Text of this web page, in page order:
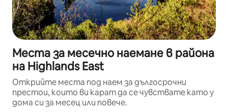
Места за месечно наемане в района
на Highlands East
Открийте места под наем за дългосрочни
престои, които ви карат да се чувствате като у
дома си за месец или повече.